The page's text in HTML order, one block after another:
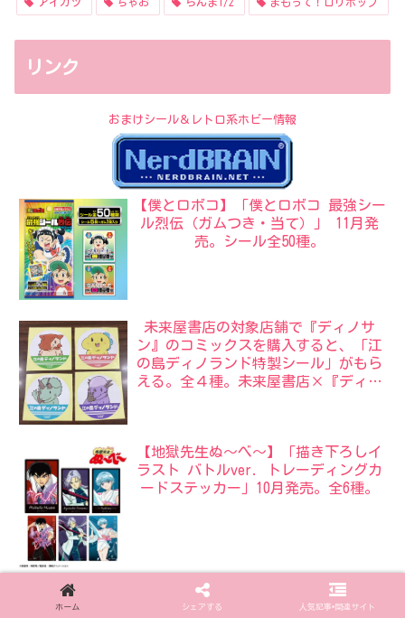
リンク
おまけシール＆レトロ系ホビー情報
【僕とロボコ】「僕とロボコ 最強シー
ル烈伝（ガムつき・当て）」 11月発
売。シール全50種。
未来屋書店の対象店舗で『ディノサ
ン』のコミックスを購入すると、「江
の島ディノランド特製シール」がもら
える。全４種。未来屋書店×『ディノ
【地獄先生ぬ〜べ〜】「描き下ろしイ
ラスト バトルver. トレーディングカ
ードステッカー」10月発売。全6種。
NerdBRAINゲーム支部
ホーム シェアする 人気記事•関連サイト